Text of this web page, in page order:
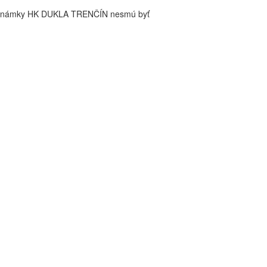
HK DUKLA TRENČÍN nesmú byť